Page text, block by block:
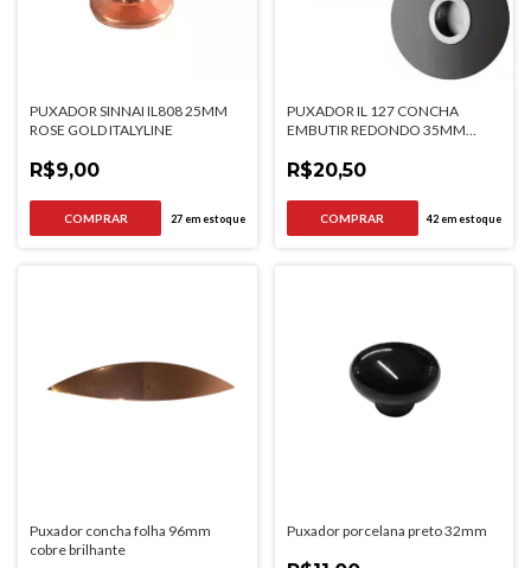
PUXADOR SINNAI IL808 25MM
ROSE GOLD ITALYLINE
R$9,00
27em estoque
PUXADOR IL 127 CONCHA
EMBUTIR REDONDO 35MM
R$20,50
42em estoque
Puxador concha folha 96mm
cobre brilhante
Puxador porcelana preto 32mm